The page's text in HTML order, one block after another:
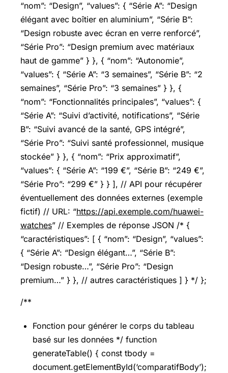
“nom”: “Design”, “values”: { “Série A”: “Design
élégant avec boîtier en aluminium”, “Série B”:
“Design robuste avec écran en verre renforcé”,
“Série Pro”: “Design premium avec matériaux
haut de gamme” } }, { “nom”: “Autonomie”,
“values”: { “Série A”: “3 semaines”, “Série B”: “2
semaines”, “Série Pro”: “3 semaines” } }, {
“nom”: “Fonctionnalités principales”, “values”: {
“Série A”: “Suivi d’activité, notifications”, “Série
B”: “Suivi avancé de la santé, GPS intégré”,
“Série Pro”: “Suivi santé professionnel, musique
stockée” } }, { “nom”: “Prix approximatif”,
“values”: { “Série A”: “199 €”, “Série B”: “249 €”,
“Série Pro”: “299 €” } } ], // API pour récupérer
éventuellement des données externes (exemple
fictif) // URL: “https://api.exemple.com/huawei-
watches” // Exemples de réponse JSON /* {
“caractéristiques”: [ { “nom”: “Design”, “values”:
{ “Série A”: “Design élégant…”, “Série B”:
“Design robuste…”, “Série Pro”: “Design
premium…” } }, // autres caractéristiques ] } */ };
/**
Fonction pour générer le corps du tableau
basé sur les données */ function
generateTable() { const tbody =
document.getElementById(‘comparatifBody’);